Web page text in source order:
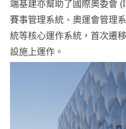
端基建亦幫助了國際奧委會
賽事管理系統、奧運會管理
統等核心運作系統，首次遷
設施上運作。